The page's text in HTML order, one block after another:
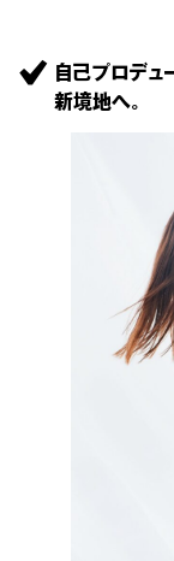
自己プロデュ
新境地へ。